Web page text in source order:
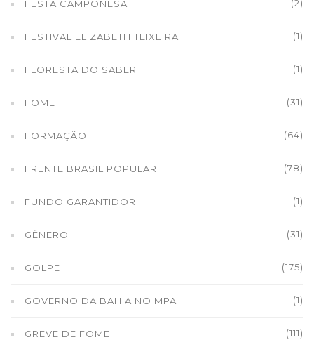
FESTA CAMPONESA (2)
FESTIVAL ELIZABETH TEIXEIRA (1)
FLORESTA DO SABER (1)
FOME (31)
FORMAÇÃO (64)
FRENTE BRASIL POPULAR (78)
FUNDO GARANTIDOR (1)
GÊNERO (31)
GOLPE (175)
GOVERNO DA BAHIA NO MPA (1)
GREVE DE FOME (111)